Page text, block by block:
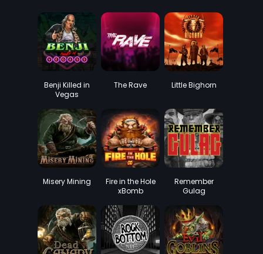
Benji Killed in
Vegas
The Rave Little Bighorn
Misery Mining
Fire in the Hole
xBomb
Remember
Gulag